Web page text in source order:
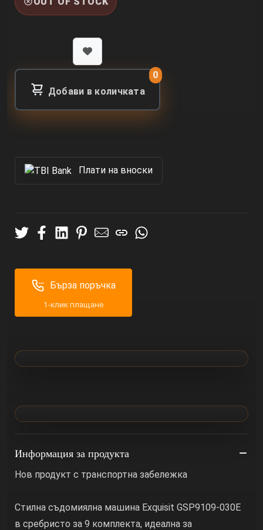
Добави в количката
0
Πлати на вноски
Бърза поръчка
1-клик плащане
Информация за продукта
Нов продукт с транспортна забележка
Стилна съдомиялна машина Exquisit GSP9109-030E
в сребристо за 9 комплекта, идеална за